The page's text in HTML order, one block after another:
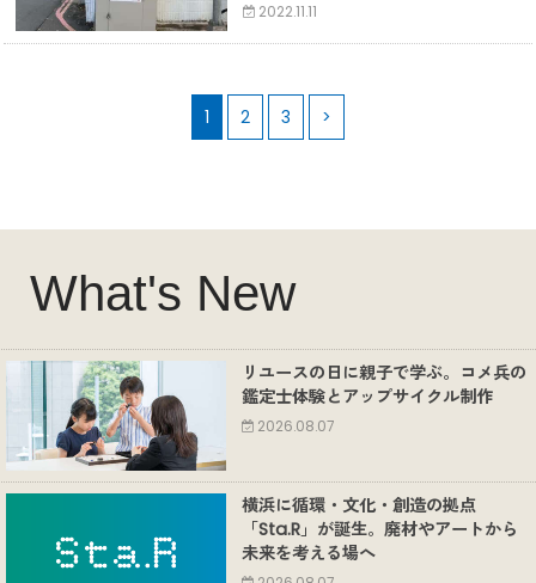
2022.11.11
1 2 3 >
What's New
リユースの日に親子で学ぶ。コメ兵の
鑑定士体験とアップサイクル制作
2026.08.07
横浜に循環・文化・創造の拠点
「Sta.R」が誕生。廃材やアートから
未来を考える場へ